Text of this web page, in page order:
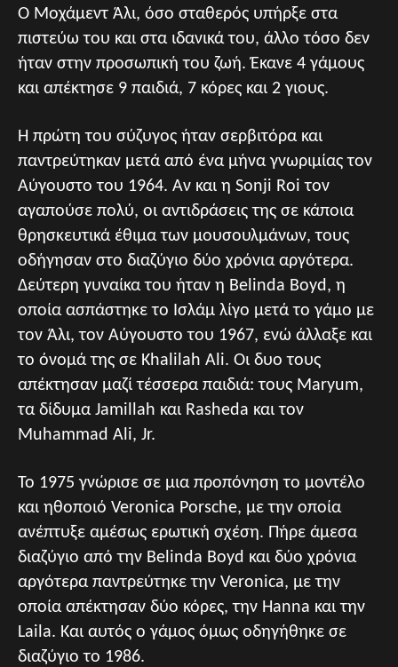
Ο Μοχάμεντ Άλι, όσο σταθερός υπήρξε στα
πιστεύω του και στα ιδανικά του, άλλο τόσο δεν
ήταν στην προσωπική του ζωή. Έκανε 4 γάμους
και απέκτησε 9 παιδιά, 7 κόρες και 2 γιους.
Η πρώτη του σύζυγος ήταν σερβιτόρα και
παντρεύτηκαν μετά από ένα μήνα γνωριμίας τον
Αύγουστο του 1964. Αν και η Sonji Roi τον
αγαπούσε πολύ, οι αντιδράσεις της σε κάποια
θρησκευτικά έθιμα των μουσουλμάνων, τους
οδήγησαν στο διαζύγιο δύο χρόνια αργότερα.
Δεύτερη γυναίκα του ήταν η Belinda Boyd, η
οποία ασπάστηκε το Ισλάμ λίγο μετά το γάμο με
τον Άλι, τον Αύγουστο του 1967, ενώ άλλαξε και
το όνομά της σε Khalilah Ali. Οι δυο τους
απέκτησαν μαζί τέσσερα παιδιά: τους Maryum,
τα δίδυμα Jamillah και Rasheda και τον
Muhammad Ali, Jr.
Το 1975 γνώρισε σε μια προπόνηση το μοντέλο
και ηθοποιό Veronica Porsche, με την οποία
ανέπτυξε αμέσως ερωτική σχέση. Πήρε άμεσα
διαζύγιο από την Belinda Boyd και δύο χρόνια
αργότερα παντρεύτηκε την Veronica, με την
οποία απέκτησαν δύο κόρες, την Hanna και την
Laila. Και αυτός ο γάμος όμως οδηγήθηκε σε
διαζύγιο το 1986.